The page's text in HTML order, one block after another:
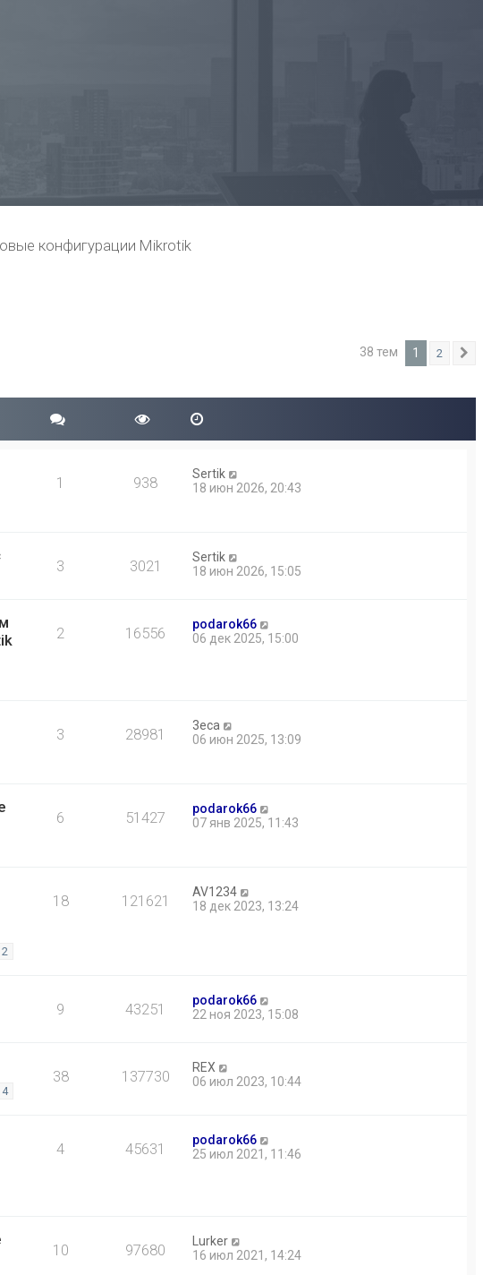
конфигурации Mikrotik
38 тем 1 2
1 938
Sertik
18 июн 2026, 20:43
3 3021
Sertik
18 июн 2026, 15:05
2 16556
podarok66
06 дек 2025, 15:00
3 28981
3eca
06 июн 2025, 13:09
6 51427
podarok66
07 янв 2025, 11:43
2
18 121621
AV1234
18 дек 2023, 13:24
9 43251
podarok66
22 ноя 2023, 15:08
4
38 137730
REX
06 июл 2023, 10:44
4 45631
podarok66
25 июл 2021, 11:46
10 97680
Lurker
16 июл 2021, 14:24